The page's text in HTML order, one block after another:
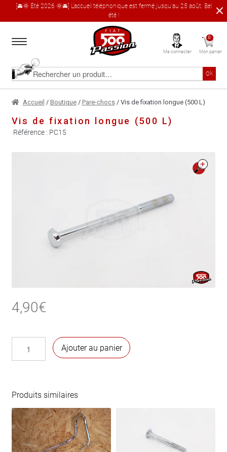
[🚘🌞 Été 2026 🌞🚘] L'accueil téléphonique est fermé jusqu'au 25 août. Bel
été !
à
navigation
au
contenu
Rechercher
produit
ok
Accueil
Le catalogue produit
À propos
Me connecter
0
Mon panier
Accueil / Boutique/ Pare-chocs/ Vis de fixation longue (500 L)
Vis de fixation longue (500 L)
Référence : PC15
4,90€
fixation
longue
(500 L)
Ajouter au panier
Produits similaires